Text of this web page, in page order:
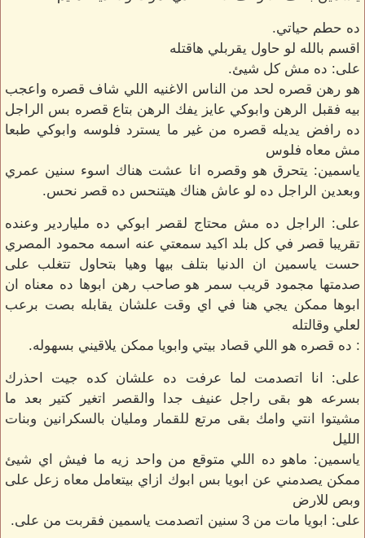
ده حطم حياتي.
اقسم بالله لو حاول يقربلي هاقتله
على: ده مش كل شيئ.
هو رهن قصره لحد من الناس الاغنيه اللي شاف قصره واعجب
بيه فقبل الرهن وابوكي عايز يفك الرهن بتاع قصره بس الراجل
ده رافض يديله قصره من غير ما يسترد فلوسه وابوكي طبعا
مش معاه فلوس
ياسمين: يتحرق هو وقصره انا عشت هناك اسوء سنين عمري
وبعدين الراجل ده لو عاش هناك هيتنحس ده قصر نحس.
على: الراجل ده مش محتاج لقصر ابوكي ده ملياردير وعنده
تقريبا قصر في كل بلد اكيد سمعتي عنه اسمه محمود المصري
حست ياسمين ان الدنيا بتلف بيها وهيا بتحاول تتغلب على
صدمتها مجمود قريب سمر هو صاحب رهن ابوها ده معناه ان
ابوها ممكن يجي هنا في اي وقت علشان يقابله بصت برعب
لعلي وقالتله
: ده قصره هو اللي قصاد بيتي وابويا ممكن يلاقيني بسهوله.
على: انا اتصدمت لما عرفت ده علشان كده جيت احذرك
بسرعه هو بقى راجل عنيف جدا والقصر اتغير كتير بعد ما
مشيتوا انتي وامك بقى مرتع للقمار ومليان بالسكرانين وبنات
الليل
ياسمين: ماهو ده اللي متوقع من واحد زيه ما فيش اي شيئ
ممكن يصدمني عن ابويا بس ابوك ازاي بيتعامل معاه زعل على
وبص للارض
على: ابويا مات من 3 سنين اتصدمت ياسمين فقربت من على.